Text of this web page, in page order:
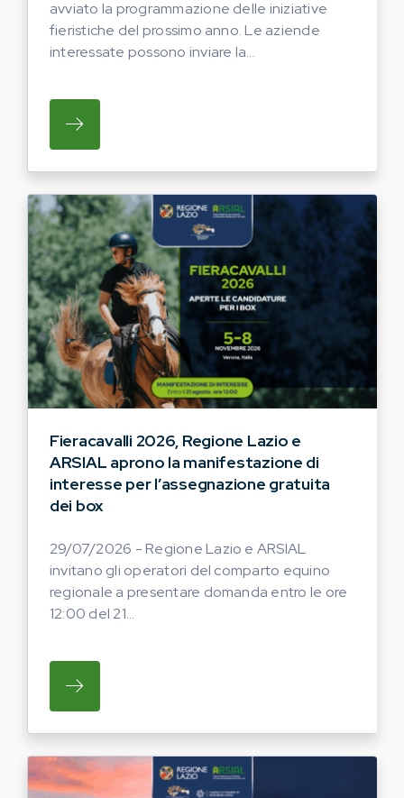
avviato la programmazione delle iniziative
fieristiche del prossimo anno. Le aziende
interessate possono inviare la...
SU REGIONE LAZIO E ARSIAL HANNO
Fieracavalli 2026, Regione Lazio e
ARSIAL aprono la manifestazione di
interesse per l’assegnazione gratuita
dei box
29/07/2026 - Regione Lazio e ARSIAL
invitano gli operatori del comparto equino
regionale a presentare domanda entro le ore
12:00 del 21...
SU REGIONE LAZIO E ARSIAL INVITANO